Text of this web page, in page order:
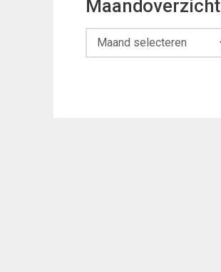
Maandoverzicht
Maandoverzicht